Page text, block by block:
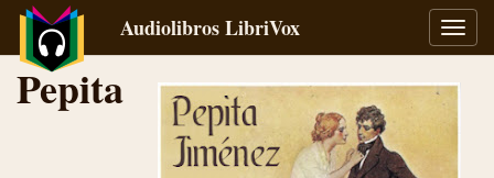
Audiolibros LibriVox
Pepita